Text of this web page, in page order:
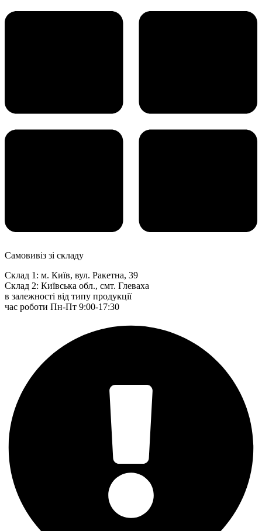
Самовивіз зі складу
Склад 1: м. Київ, вул. Ракетна, 39
Склад 2: Київська обл., смт. Глеваха
в залежності від типу продукції
час роботи Пн-Пт 9:00-17:30